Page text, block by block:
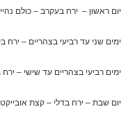
יום ראשון – ירח בעקרב – כולם
ימים שני עד רביעי בצהריים – ירח
ימים רביעי בצהריים עד שישי –
יום שבת – ירח בדלי – קצת